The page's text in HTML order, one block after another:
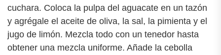
cuchara. Coloca la pulpa del aguacate en un tazón
y agrégale el aceite de oliva, la sal, la pimienta y el
jugo de limón. Mezcla todo con un tenedor hasta
obtener una mezcla uniforme. Añade la cebolla